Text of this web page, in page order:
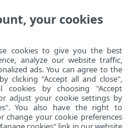
菜单 >更多>动态组
your cookies
cookies to give you the best
analyze our website traffic,
ads. You can agree to the
clicking "Accept all and close",
cookies by choosing "Accept
adjust your cookie settings by
You also have the right to
change your cookie preferences